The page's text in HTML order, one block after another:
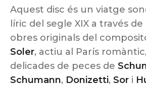
Aquest disc és un viatge
líric del segle XIX a través de
obres originals del
Soler, actiu al París
delicades de peces de
Schumann, Donizetti, Sor i